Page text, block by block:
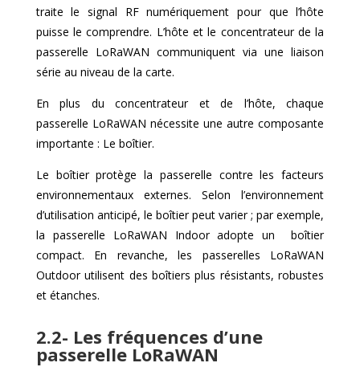
traite le signal RF numériquement pour que l’hôte
puisse le comprendre. L’hôte et le concentrateur de la
passerelle LoRaWAN communiquent via une liaison
série au niveau de la carte.
En plus du concentrateur et de l’hôte, chaque
passerelle LoRaWAN nécessite une autre composante
importante : Le boîtier.
Le boîtier protège la passerelle contre les facteurs
environnementaux externes. Selon l’environnement
d’utilisation anticipé, le boîtier peut varier ; par exemple,
la passerelle LoRaWAN Indoor adopte un boîtier
compact. En revanche, les passerelles LoRaWAN
Outdoor utilisent des boîtiers plus résistants, robustes
et étanches.
2.2- Les fréquences d’une
passerelle LoRaWAN